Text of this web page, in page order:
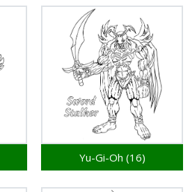
Yu-Gi-Oh (16)